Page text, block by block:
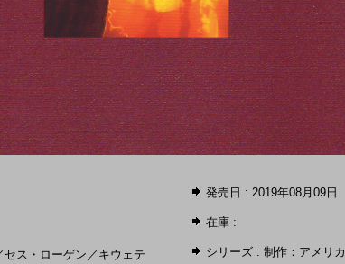
セス・ローゲン ／ キウェテ
発売日 : 2019年08月09日
在庫 :
シリーズ : 制作：アメリカ